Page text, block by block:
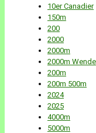
10er Canadier
150m
200
2000
2000m
2000m Wende
200m
200m 500m
2024
2025
4000m
5000m